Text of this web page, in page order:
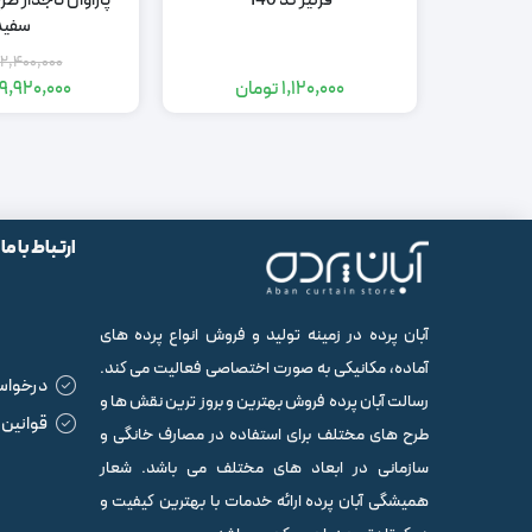
1,120,000تومان 9,920,000
آبان پرده در زمینه تولید و فروش انواع پرده های
آماده، مکانیکی به صورت اختصاصی فعالیت می کند.
رسالت آبان پرده فروش بهترین و بروز ترین نقش ها و
طرح های مختلف برای استفاده در مصارف خانگی و
سازمانی در ابعاد های مختلف می باشد. شعار
همیشگی آبان پرده ارائه خدمات با بهترین کیفیت و
ارتباط با ما